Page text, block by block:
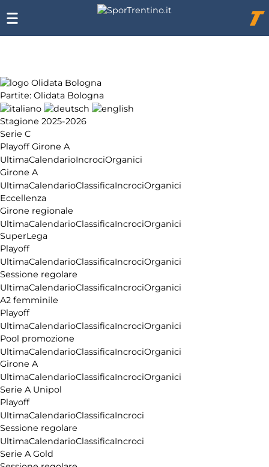
Partite: Olidata Bologna
Stagione 2025-2026
Serie C
Playoff Girone A
UltimaCalendarioIncrociOrganici
Girone A
UltimaCalendarioClassificaIncrociOrganici
Eccellenza
Girone regionale
UltimaCalendarioClassificaIncrociOrganici
SuperLega
Playoff
UltimaCalendarioClassificaIncrociOrganici
Sessione regolare
UltimaCalendarioClassificaIncrociOrganici
A2 femminile
Playoff
UltimaCalendarioClassificaIncrociOrganici
Pool promozione
UltimaCalendarioClassificaIncrociOrganici
Girone A
UltimaCalendarioClassificaIncrociOrganici
Serie A Unipol
Playoff
UltimaCalendarioClassificaIncroci
Sessione regolare
UltimaCalendarioClassificaIncroci
Serie A Gold
Chi
siamo
Affiliazione